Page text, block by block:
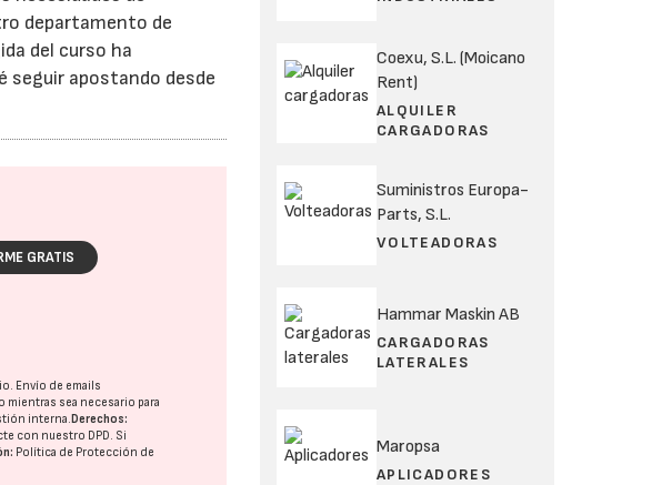
departamento de
del curso ha
seguir apostando desde
GRATIS
Envío de emails
mientras sea necesario para
interna.Derechos:
con nuestro DPD. Si
Política de Protección de
Coexu, S.L. (Moicano
Rent)
ALQUILER
CARGADORAS
Suministros Europa-
Parts, S.L.
VOLTEADORAS
Hammar Maskin AB
CARGADORAS
LATERALES
Maropsa
APLICADORES